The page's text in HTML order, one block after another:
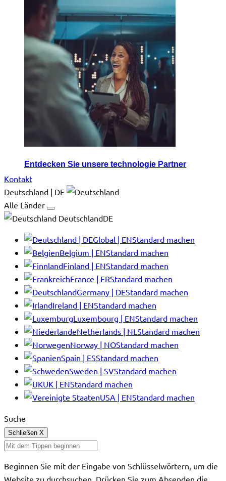
Entdecken Sie unsere technologie Partner
Kontakt
Deutschland | DE
Alle Länder
DeutschlandDE
Global | ENStandard machen
Belgium | ENStandard machen
Finland | ENStandard machen
France | FRStandard machen
Germany | DEStandard machen
Ireland | ENStandard machen
Luxembourg | ENStandard machen
Netherlands | NL Standard machen
Norway | NOStandard machen
Spain | ESStandard machen
Sweden | SVStandard machen
UK | ENStandard machen
USA | ENStandard machen
Suche
Schließen X
Beginnen Sie mit der Eingabe von Schlüsselwörtern, um die
Website zu durchsuchen. Drücken Sie zum Absenden die